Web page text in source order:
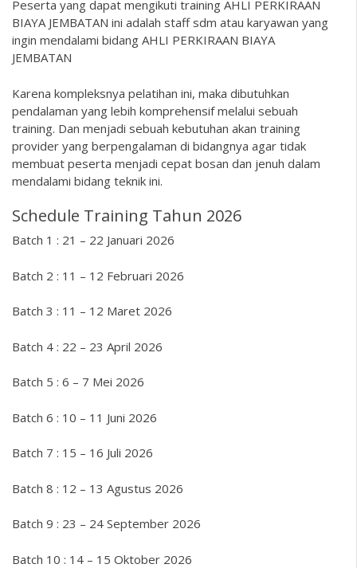
Peserta yang dapat mengikuti training AHLI PERKIRAAN
BIAYA JEMBATAN ini adalah staff sdm atau karyawan yang
ingin mendalami bidang AHLI PERKIRAAN BIAYA
JEMBATAN
Karena kompleksnya pelatihan ini, maka dibutuhkan
pendalaman yang lebih komprehensif melalui sebuah
training. Dan menjadi sebuah kebutuhan akan training
provider yang berpengalaman di bidangnya agar tidak
membuat peserta menjadi cepat bosan dan jenuh dalam
mendalami bidang teknik ini.
Schedule Training Tahun 2026
Batch 1 : 21 – 22 Januari 2026
Batch 2 : 11 – 12 Februari 2026
Batch 3 : 11 – 12 Maret 2026
Batch 4 : 22 – 23 April 2026
Batch 5 : 6 – 7 Mei 2026
Batch 6 : 10 – 11 Juni 2026
Batch 7 : 15 – 16 Juli 2026
Batch 8 : 12 – 13 Agustus 2026
Batch 9 : 23 – 24 September 2026
Batch 10 : 14 – 15 Oktober 2026